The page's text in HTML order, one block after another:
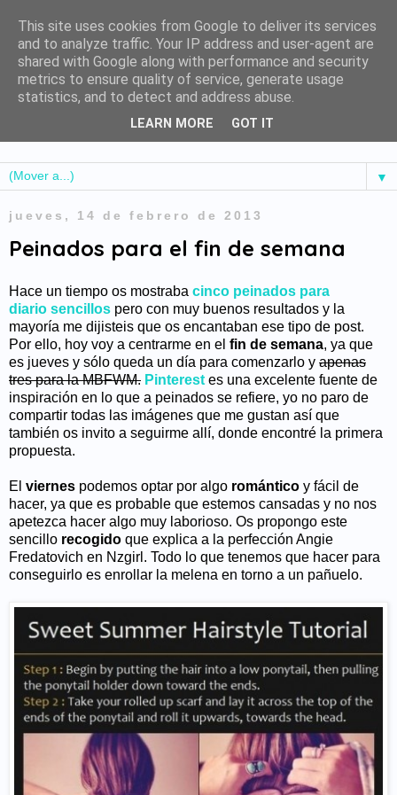
▼
jueves, 14 de febrero de 2013
Peinados para el fin de semana
Hace un tiempo os mostraba cinco peinados para
diario sencillos pero con muy buenos resultados y la
mayoría me dijisteis que os encantaban ese tipo de post.
Por ello, hoy voy a centrarme en el fin de semana, ya que
es jueves y sólo queda un día para comenzarlo y apenas
tres para la MBFWM. Pinterest es una excelente fuente de
inspiración en lo que a peinados se refiere, yo no paro de
compartir todas las imágenes que me gustan así que
también os invito a seguirme allí, donde encontré la primera
propuesta.
El viernes podemos optar por algo romántico y fácil de
hacer, ya que es probable que estemos cansadas y no nos
apetezca hacer algo muy laborioso. Os propongo este
sencillo recogido que explica a la perfección Angie
Fredatovich en Nzgirl. Todo lo que tenemos que hacer para
conseguirlo es enrollar la melena en torno a un pañuelo.
This site uses cookies from Google to deliver its services
and to analyze traffic. Your IP address and user-agent are
shared with Google along with performance and security
metrics to ensure quality of service, generate usage
statistics, and to detect and address abuse.
LEARN MORE GOT IT